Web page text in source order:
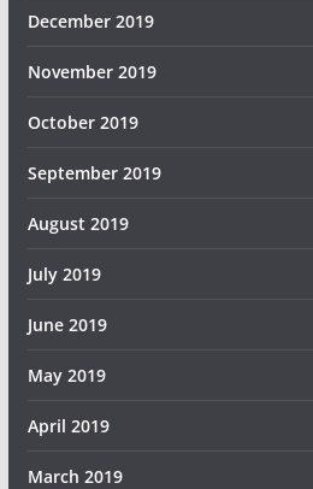
December 2019
November 2019
October 2019
September 2019
August 2019
July 2019
June 2019
May 2019
April 2019
March 2019